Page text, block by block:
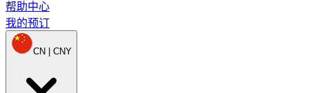
帮助中心
我的预订
CN | CNY